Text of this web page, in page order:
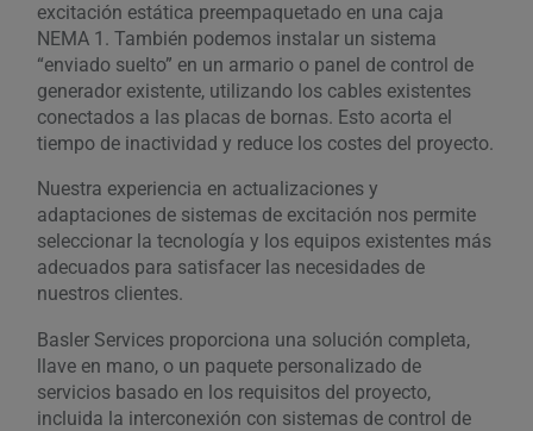
excitación estática preempaquetado en una caja
NEMA 1. También podemos instalar un sistema
“enviado suelto” en un armario o panel de control de
generador existente, utilizando los cables existentes
conectados a las placas de bornas. Esto acorta el
tiempo de inactividad y reduce los costes del proyecto.
Nuestra experiencia en actualizaciones y
adaptaciones de sistemas de excitación nos permite
seleccionar la tecnología y los equipos existentes más
adecuados para satisfacer las necesidades de
nuestros clientes.
Basler Services proporciona una solución completa,
llave en mano, o un paquete personalizado de
servicios basado en los requisitos del proyecto,
incluida la interconexión con sistemas de control de